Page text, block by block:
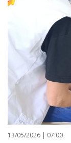
13/05/2026 | 07:00